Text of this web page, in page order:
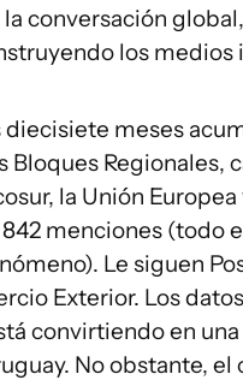
conversación
los medios
diecisiete meses
Bloques Regionales,
la Unión
menciones (todo
Le siguen
Exterior. Los
convirtiendo en
No obstante,